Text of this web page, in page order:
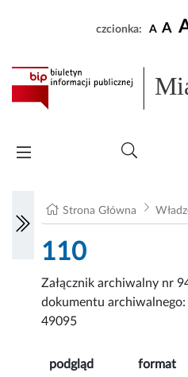
czcionka: A A
Strona Główna
110
Załącznik archiwalny nr
dokumentu archiwalnego:
49095
podgląd format